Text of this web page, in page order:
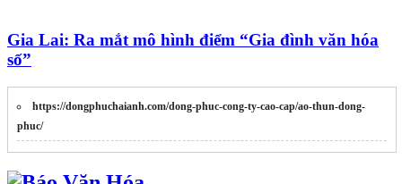
Gia Lai: Ra mắt mô hình điểm “Gia đình văn hóa
số”
https://dongphuchaianh.com/dong-phuc-cong-ty-cao-cap/ao-thun-dong-
phuc/